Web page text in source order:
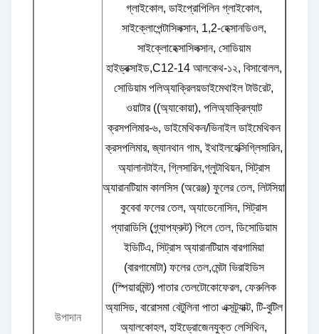
উপাদান
গ্লাইকোল, ডাইপ্রোপিলিন গ্লাইকোল,
সাইক্লোপেন্টাসিলক্সান, 1,2-হেক্সানডিওল,
সাইক্লোহেক্সাসিলক্সান, সোডিয়াম
হাইড্রক্সাইড,C12-14 আলকেথ-১২, বিসাবোলল,
সোডিয়াম পলিঅ্যাক্রিলয়ডাইমেথাইল টাউরেট,
ওয়াটার ((অ্যাকোয়া), পলিঅ্যাক্রিল্যাট
ক্রসপলিমার-৬, ডাইমেথিকন/ভিনাইল ডাইমেথিকন
ক্রসপলিমার, জ্যানথান গাম, ইথাইলহেক্সিগ্লিসারিন,
অ্যালানটাইন, গ্লিসারিন,গ্লুটাথিয়ন, সিট্রাস
অ্যারানটিয়াম কালসিস (অরেঞ্জ) ফুলের তেল, লিটসিয়া
কুবেবা ফলের তেল, অ্যাডেনোসিন, সিট্রাস
প্যারাডিসি (গ্র্যাপফ্রুট) পিলে তেল, ডিসোডিয়াম
ইডিটিএ, সিট্রাস অ্যারানটিয়াম বারগামিয়া
(বারগামোটা) ফলের তেল,মেন্টা ভিরাইডিস
(স্পিয়ারমিন্ট) পাতার তেলটোকোফেরল, ফেরুলিক
অ্যাসিড, বারোসমা বেটুলিনা পাতা এক্সট্র্যাক্ট, টি-বুটিল
অ্যালকোহল, হাইড্রোজেনযুক্ত লেসিথিন,